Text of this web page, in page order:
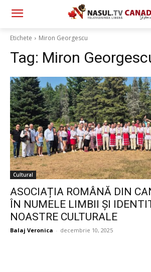
Etichete Miron Georgescu
Tag: Miron
Cultural
ASOCIAȚIA ROMÂNĂ DIN
ÎN NUMELE LIMBII ȘI
NOASTRE CULTURALE
Balaj Veronica - decembrie 10, 2025